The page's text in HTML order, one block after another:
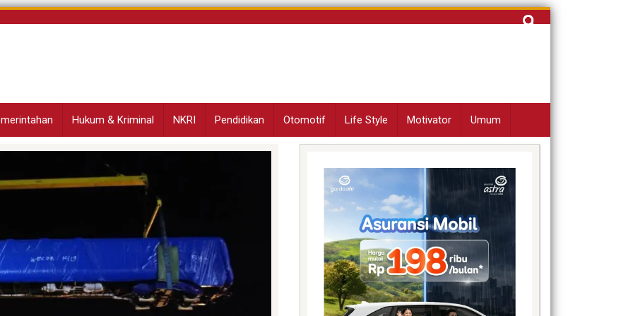
Cari
Hukum & Kriminal NKRI Pendidikan Otomotif Life Style Motivator Umum